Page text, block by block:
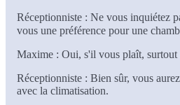
Réceptionniste : Ne vous inquiétez
vous une préférence pour une
Maxime : Oui, s'il vous plaît, surtout
Réceptionniste : Bien sûr, vous
avec la climatisation.